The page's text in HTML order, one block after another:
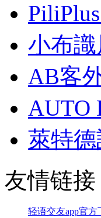
小布
AB客
AUTO
萊特
友情链接
轻语交友app官方